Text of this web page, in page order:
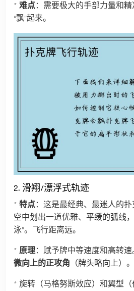
* 难点：需要极大的手部力量和
“飘”起来。
2. 滑翔/漂浮式轨迹
* 特点：这是最经典、最迷人的
空中划出一道优雅、平缓的弧线
泳”。飞行距离远。
* 原理：赋予牌中等速度和高转
微向上的正攻角 （牌头略向上）。
* 旋转（马格努斯效应）和翼型